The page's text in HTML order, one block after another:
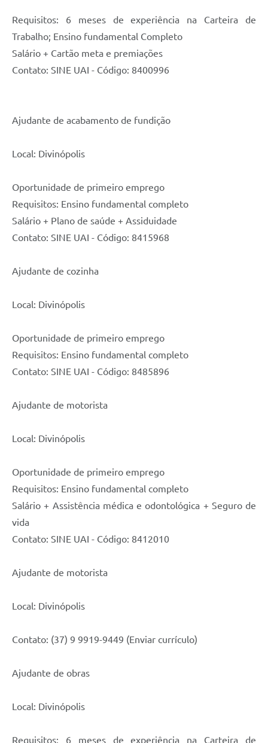
Requisitos: 6 meses de experiência na Carteira de
Trabalho; Ensino fundamental Completo
Salário + Cartão meta e premiações
Contato: SINE UAI - Código: 8400996
Ajudante de acabamento de fundição
Local: Divinópolis
Oportunidade de primeiro emprego
Requisitos: Ensino fundamental completo
Salário + Plano de saúde + Assiduidade
Contato: SINE UAI - Código: 8415968
Ajudante de cozinha
Local: Divinópolis
Oportunidade de primeiro emprego
Requisitos: Ensino fundamental completo
Contato: SINE UAI - Código: 8485896
Ajudante de motorista
Local: Divinópolis
Oportunidade de primeiro emprego
Requisitos: Ensino fundamental completo
Salário + Assistência médica e odontológica + Seguro de
vida
Contato: SINE UAI - Código: 8412010
Ajudante de motorista
Local: Divinópolis
Contato: (37) 9 9919-9449 (Enviar currículo)
Ajudante de obras
Local: Divinópolis
Requisitos: 6 meses de experiência na Carteira de